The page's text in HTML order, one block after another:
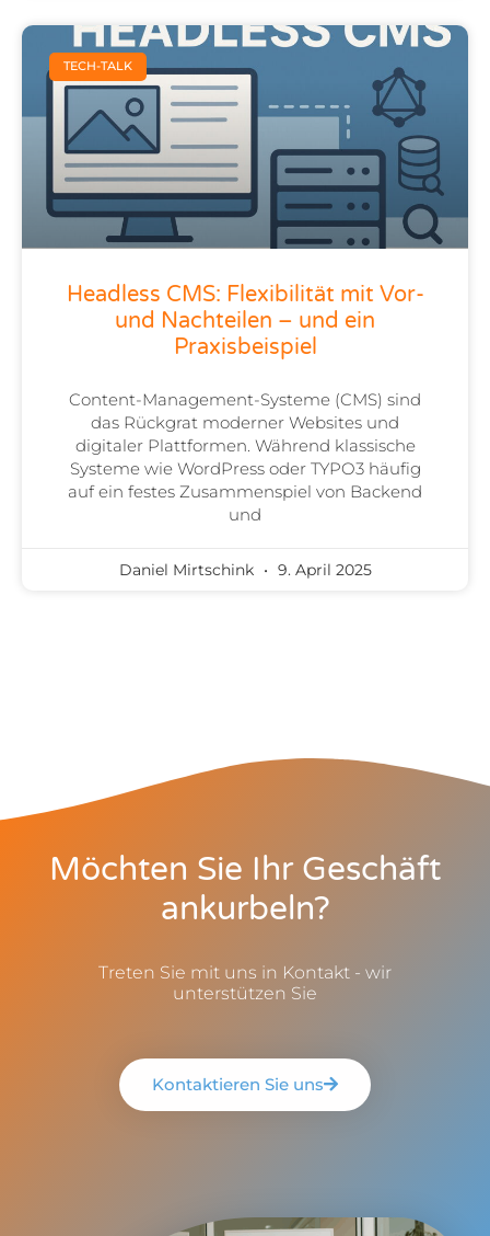
TECH-TALK
Headless CMS: Flexibilität mit Vor-
und Nachteilen – und ein
Praxisbeispiel
Content-Management-Systeme (CMS) sind
das Rückgrat moderner Websites und
digitaler Plattformen. Während klassische
Systeme wie WordPress oder TYPO3 häufig
auf ein festes Zusammenspiel von Backend
und
Daniel Mirtschink 9. April 2025
Möchten Sie Ihr Geschäft
ankurbeln?
Treten Sie mit uns in Kontakt - wir
unterstützen Sie
Kontaktieren Sie uns